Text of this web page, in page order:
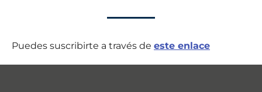
Puedes suscribirte a través de este enlace